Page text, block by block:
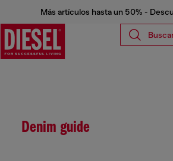
Más artículos hasta un 50% -
Denim guide